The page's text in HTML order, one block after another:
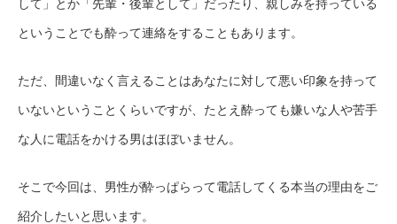
して」とか「先輩・後輩として」だったり、親しみを持っている
ということでも酔って連絡をすることもあります。
ただ、間違いなく言えることはあなたに対して悪い印象を持って
いないということくらいですが、たとえ酔っても嫌いな人や苦手
な人に電話をかける男はほぼいません。
そこで今回は、男性が酔っぱらって電話してくる本当の理由をご
紹介したいと思います。